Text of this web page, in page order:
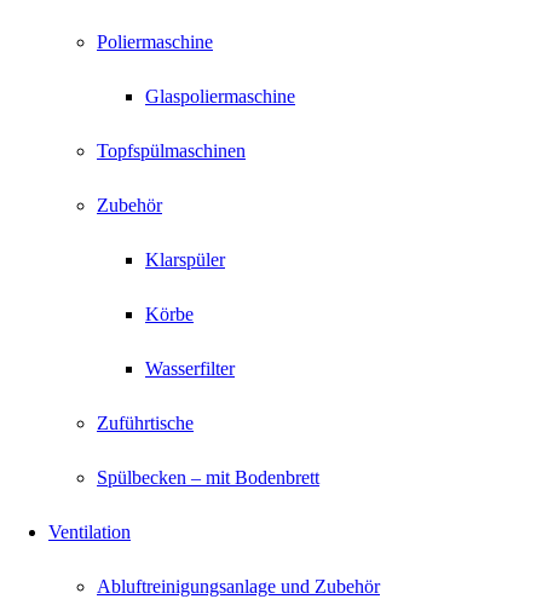
Poliermaschine
Glaspoliermaschine
Topfspülmaschinen
Zubehör
Klarspüler
Körbe
Wasserfilter
Zuführtische
Spülbecken – mit Bodenbrett
Ventilation
Abluftreinigungsanlage und Zubehör